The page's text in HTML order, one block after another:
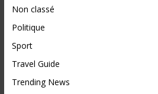
Non classé
Politique
Sport
Travel Guide
Trending News